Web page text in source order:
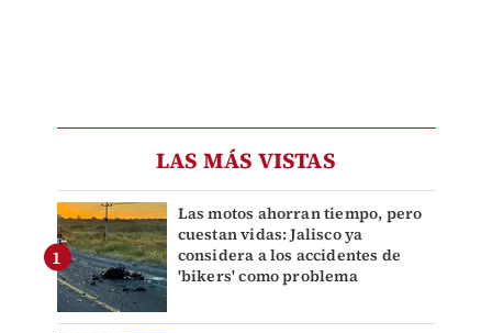
LAS MÁS VISTAS
Las motos ahorran tiempo, pero
cuestan vidas: Jalisco ya
considera a los accidentes de
'bikers' como problema